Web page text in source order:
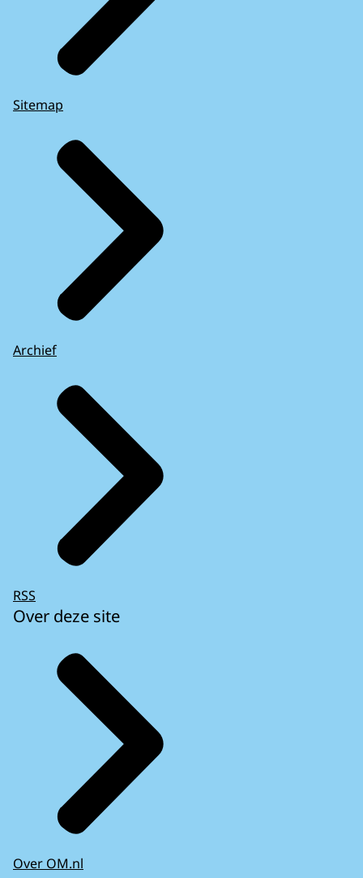
Sitemap
Archief
RSS
Over deze site
Over OM.nl